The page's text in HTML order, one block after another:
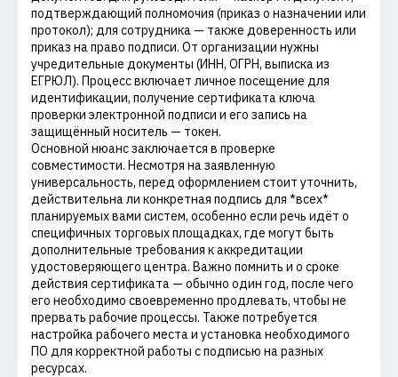
подтверждающий полномочия (приказ о назначении или
протокол); для сотрудника — также доверенность или
приказ на право подписи. От организации нужны
учредительные документы (ИНН, ОГРН, выписка из
ЕГРЮЛ). Процесс включает личное посещение для
идентификации, получение сертификата ключа
проверки электронной подписи и его запись на
защищённый носитель — токен.
Основной нюанс заключается в проверке
совместимости. Несмотря на заявленную
универсальность, перед оформлением стоит уточнить,
действительна ли конкретная подпись для *всех*
планируемых вами систем, особенно если речь идёт о
специфичных торговых площадках, где могут быть
дополнительные требования к аккредитации
удостоверяющего центра. Важно помнить и о сроке
действия сертификата — обычно один год, после чего
его необходимо своевременно продлевать, чтобы не
прервать рабочие процессы. Также потребуется
настройка рабочего места и установка необходимого
ПО для корректной работы с подписью на разных
ресурсах.